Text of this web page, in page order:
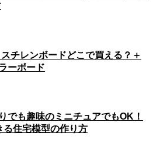
スチレンボードどこで買える？＋
ーボード
でも趣味のミニチュアでもOK！
る住宅模型の作り方